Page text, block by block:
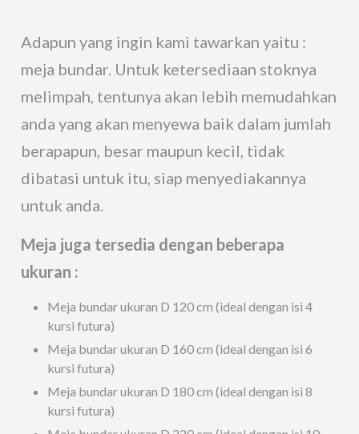
Adapun yang ingin kami tawarkan yaitu :
meja bundar. Untuk ketersediaan stoknya
melimpah, tentunya akan lebih memudahkan
anda yang akan menyewa baik dalam jumlah
berapapun, besar maupun kecil, tidak
dibatasi untuk itu, siap menyediakannya
untuk anda.
Meja juga tersedia dengan beberapa
ukuran :
Meja bundar ukuran D 120 cm (ideal dengan isi 4
kursi futura)
Meja bundar ukuran D 160 cm (ideal dengan isi 6
kursi futura)
Meja bundar ukuran D 180 cm (ideal dengan isi 8
kursi futura)